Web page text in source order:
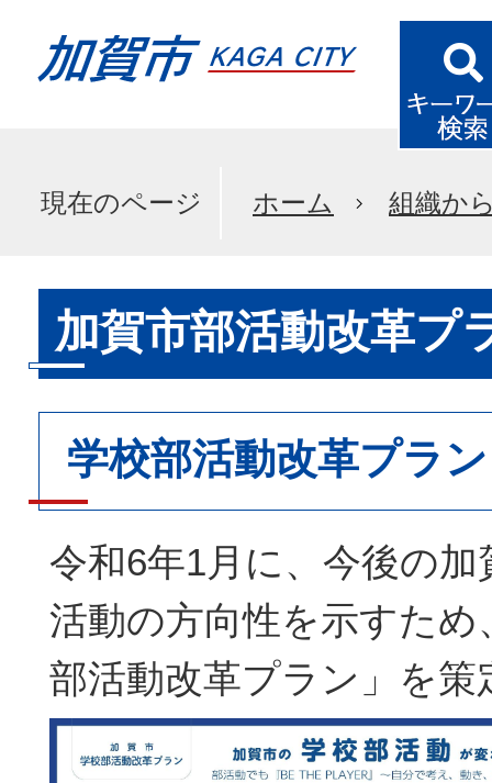
現在のページ ホーム 組織か
加賀市部活動改革プ
学校部活動改革プラン
令和6年1月に、今後の
活動の方向性を示すため
部活動改革プラン」を策